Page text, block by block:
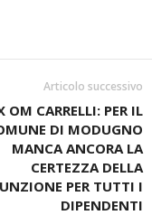
Articolo successivo
OM CARRELLI: PER IL
DI MODUGNO
MANCA ANCORA LA
CERTEZZA DELLA
PER TUTTI I
DIPENDENTI